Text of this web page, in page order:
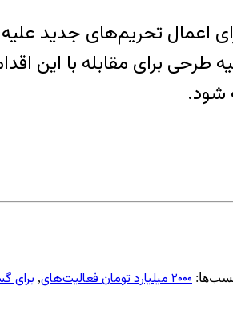
اعمال تحریم‌های جدید
برای مقابله با این
شود.
۲۰۰۰ میلیارد تومان فعالیت‌های , برای